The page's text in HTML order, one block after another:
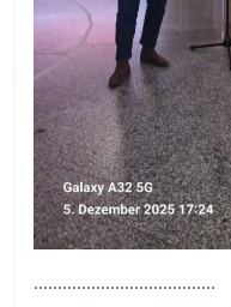
………………………………..